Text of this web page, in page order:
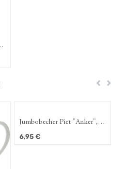
Zurück
Jumbobecher Piet "Anker",
hellblau, 480ml,
6,95€